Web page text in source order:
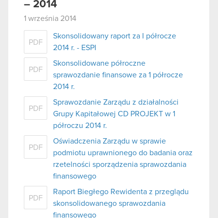
– 2014
1 września 2014
PDF
Skonsolidowany raport za I półrocze
2014 r. - ESPI
PDF
Skonsolidowane półroczne
sprawozdanie finansowe za 1 półrocze
2014 r.
PDF
Sprawozdanie Zarządu z działalności
Grupy Kapitałowej CD PROJEKT w 1
półroczu 2014 r.
PDF
Oświadczenia Zarządu w sprawie
podmiotu uprawnionego do badania oraz
rzetelności sporządzenia sprawozdania
finansowego
PDF
Raport Biegłego Rewidenta z przeglądu
skonsolidowanego sprawozdania
finansowego